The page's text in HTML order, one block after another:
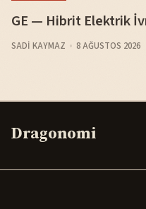
GE — Hibrit Elektrik
SADI KAYMAZ 8 AĞUSTOS 2026
Dragonomi